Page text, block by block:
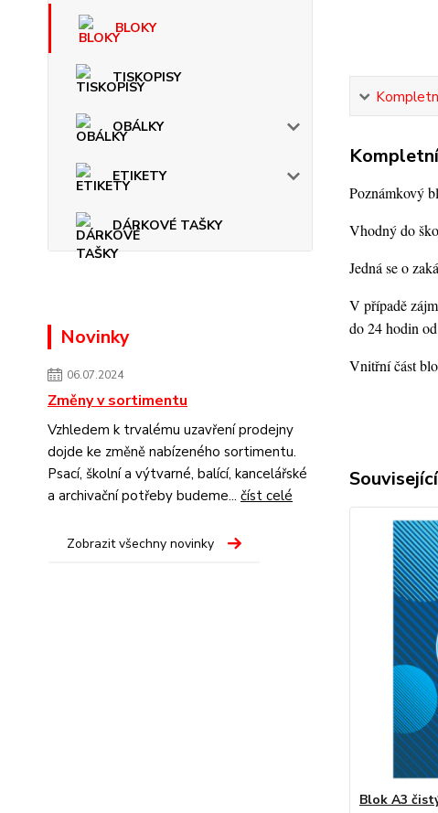
BLOKY
TISKOPISY
OBÁLKY
ETIKETY
DÁRKOVÉ TAŠKY
Novinky
06.07.2024
Změny v sortimentu
Vzhledem k trvalému uzavření prodejny
dojde ke změně nabízeného sortimentu.
Psací, školní a výtvarné, balící, kancelářské
a archivační potřeby budeme... číst celé
Zobrazit všechny novinky
Poznámkový
Vhodný do
Jedná se o
V případě
do 24 hodin
Vnitřní část
Blok A3